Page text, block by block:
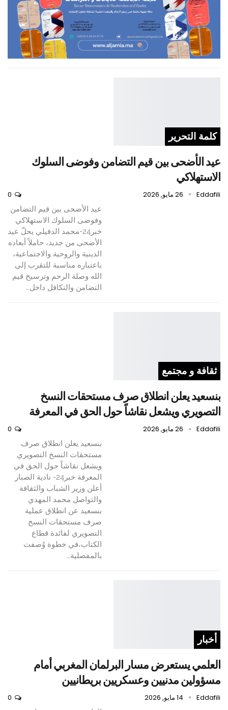
كلمة التحرير
عيد الأضحى بين قيم التضامن وفوضى السلوك
الاستهلاكي
Eddafili 26 مايو, 2026
عيد الأضحى بين قيم التضامن
وفوضى السلوك الاستهلاكي
خبر24-محمد الدفيلي يحلّ عيد
الأضحى من جديد، حاملاً أبعاده
الدينية والروحية والاجتماعية،
باعتباره مناسبة للتقرب إلى
الله وصلة الرحم وترسيخ قيم
التضامن والتكافل داخل…
ثقافة و مجتمع
بنسعيد يعلن انطلاق صرف مستحقات النسخ
التصويري ويشعل نقاشاً حول الحق في المعرفة
Eddafili 26 مايو, 2026
بنسعيد يعلن انطلاق صرف
مستحقات النسخ التصويري
ويشعل نقاشاً حول الحق في
المعرفة خبر24- نادية الصبار
أعلن وزير الشباب والثقافة
والتواصل محمد المهدي
بنسعيد عن انطلاق عملية
صرف مستحقات النسخ
التصويري لفائدة قطاع
الكتاب،في خطوة وُصفت
بالمفصلية…
أخبار
العلمي يستعرض مسار البرلمان المغربي أمام
مسؤولين مدنيين وعسكريين بريطانيين
Eddafili 14 مايو, 2026